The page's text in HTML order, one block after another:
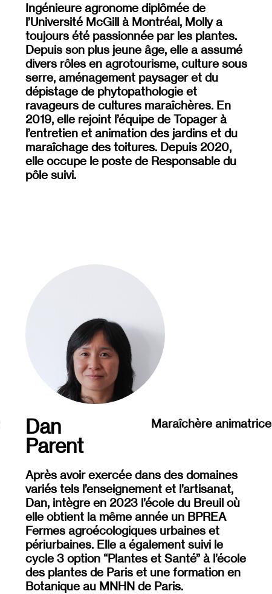
Ingénieure agronome diplômée de
l’Université McGill à Montréal, Molly a
toujours été passionnée par les plantes.
Depuis son plus jeune âge, elle a assumé
divers rôles en agrotourisme, culture sous
serre, aménagement paysager et du
dépistage de phytopathologie et
ravageurs de cultures maraîchères. En
2019, elle rejoint l’équipe de Topagerà
l’entretien et animation des jardins et du
maraîchage des toitures. Depuis 2020,
elle occupe le poste de Responsable du
pôle suivi.
Dan
Parent
Maraîchère animatrice
Après avoir exercée dans des domaines
variés tels l’enseignement et l’artisanat,
Dan, intègre en 2023 l’école du Breuil où
elle obtient la même année un BPREA
Fermes agroécologiques urbaines et
périurbaines. Elle a également suivi le
cycle 3 option “Plantes et Santé” à l’école
des plantes de Paris et une formation en
Botanique au MNHN de Paris.